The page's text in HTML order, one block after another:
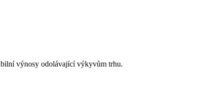
výnosy odolávající výkyvům trhu.